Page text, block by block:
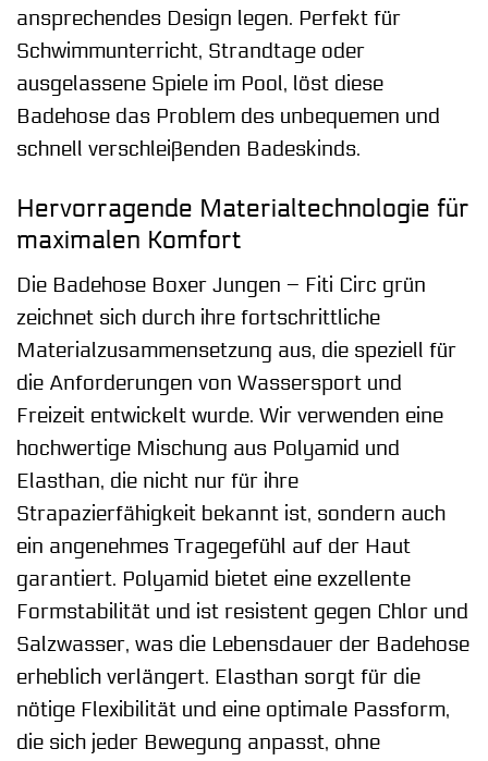
ansprechendes Design legen. Perfekt für
Schwimmunterricht, Strandtage oder
ausgelassene Spiele im Pool, löst diese
Badehose das Problem des unbequemen und
schnell verschleißenden Badeskinds.
Hervorragende Materialtechnologie für
maximalen Komfort
Die Badehose Boxer Jungen – Fiti Circ grün
zeichnet sich durch ihre fortschrittliche
Materialzusammensetzung aus, die speziell für
die Anforderungen von Wassersport und
Freizeit entwickelt wurde. Wir verwenden eine
hochwertige Mischung aus Polyamid und
Elasthan, die nicht nur für ihre
Strapazierfähigkeit bekannt ist, sondern auch
ein angenehmes Tragegefühl auf der Haut
garantiert. Polyamid bietet eine exzellente
Formstabilität und ist resistent gegen Chlor und
Salzwasser, was die Lebensdauer der Badehose
erheblich verlängert. Elasthan sorgt für die
nötige Flexibilität und eine optimale Passform,
die sich jeder Bewegung anpasst, ohne